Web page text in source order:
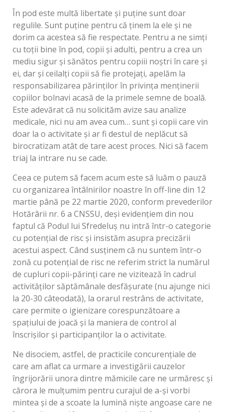
În pod este multă libertate și puține sunt doar
regulile. Sunt puține pentru că ținem la ele și ne
dorim ca acestea să fie respectate. Pentru a ne simți
cu toții bine în pod, copii și adulti, pentru a crea un
mediu sigur și sănătos pentru copiii noștri în care și
ei, dar și ceilalți copii să fie protejați, apelăm la
responsabilizarea părinților în privința menținerii
copiilor bolnavi acasă de la primele semne de boală.
Este adevărat că nu solicităm avize sau analize
medicale, nici nu am avea cum… sunt și copii care vin
doar la o activitate și ar fi destul de neplăcut să
birocratizam atât de tare acest proces. Nici să facem
triaj la intrare nu se cade.
Ceea ce putem să facem acum este să luăm o pauză
cu organizarea întâlnirilor noastre în off-line din 12
martie până pe 22 martie 2020, conform prevederilor
Hotărârii nr. 6 a CNSSU, deși evidențiem din nou
faptul că Podul lui Sfredeluș nu intră într-o categorie
cu potențial de risc și insistăm asupra precizării
acestui aspect. Când susținem că nu suntem într-o
zonă cu potențial de risc ne referim strict la numărul
de cupluri copii-părinți care ne vizitează în cadrul
activităților săptămânale desfășurate (nu ajunge nici
la 20-30 câteodată), la orarul restrâns de activitate,
care permite o igienizare corespunzătoare a
spațiului de joacă și la maniera de control al
înscrișilor și participanților la o activitate.
Ne disociem, astfel, de practicile concurențiale de
care am aflat ca urmare a investigării cauzelor
îngrijorării unora dintre mămicile care ne urmăresc și
cărora le mulțumim pentru curajul de a-și vorbi
mintea și de a scoate la lumină niște angoase care ne